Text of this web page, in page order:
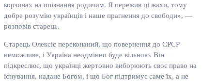
корзинах на опізнання родичам. Я пережив ці жахи, тому
добре розумію українців і наше прагнення до свободи», —
розповів старець.
Старець Олексіс переконаний, що повернення до СРСР
неможливе, і Україна неодмінно буде вільною. Він
підкреслює, що українці жертовно виборюють своє право на
існування, надане Богом, і що Бог підтримує саме їх, а не